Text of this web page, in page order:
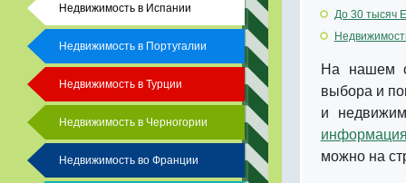
До 30 тысяч
На нашем
выбора и
и
можно на
Недвижимость в Испании
Недвижимость в Португалии
Недвижимость в Турции
Недвижимость в Черногории
Недвижимость во Франции